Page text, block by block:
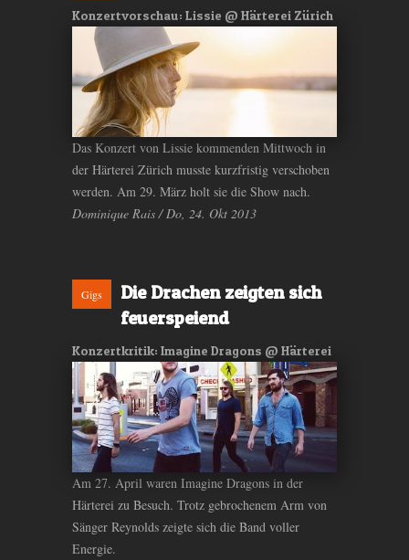
Konzertvorschau: Lissie @ Härterei Zürich
Das Konzert von Lissie kommenden Mittwoch in
der Härterei Zürich musste kurzfristig verschoben
werden. Am 29. März holt sie die Show nach.
Dominique Rais / Do, 24. Okt 2013
Gigs
Die Drachen zeigten sich
feuerspeiend
Konzertkritik: Imagine Dragons @ Härterei
Am 27. April waren Imagine Dragons in der
Härterei zu Besuch. Trotz gebrochenem Arm von
Sänger Reynolds zeigte sich die Band voller
Energie.